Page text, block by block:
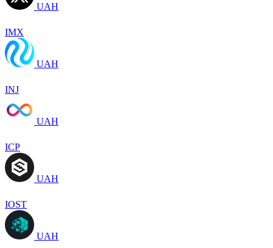
UAH
IMX
UAH
INJ
UAH
ICP
UAH
IOST
UAH